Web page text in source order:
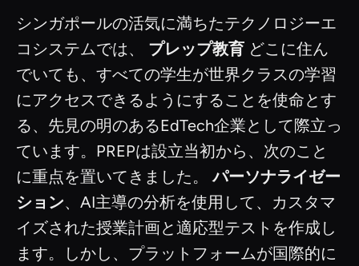
シンガポールの活気に満ちたテクノロジーエ
コシステムでは、 プレップ教育 どこに住ん
でいても、すべての学生が世界クラスの学習
にアクセスできるようにすることを使命とす
る、先見の明のあるEdTech企業として際立っ
ています。PREPは設立当初から、次のこと
に重点を置いてきました。パーソナライゼー
ション、AI主導の分析を使用して、カスタマ
イズされた授業計画と適応型テストを作成し
ます。しかし、プラットフォームが国際的に